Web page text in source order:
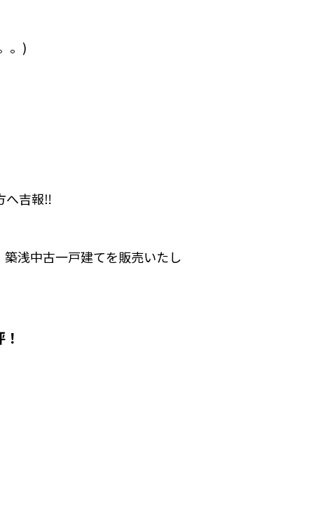
。)
へ吉報‼
築浅中古一戸建てを販売いたし